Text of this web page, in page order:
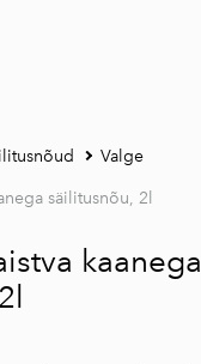
Valge
säilitusnõu, 2l
kaanega